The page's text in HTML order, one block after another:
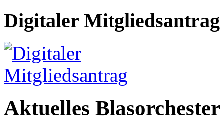
Digitaler Mitgliedsantrag
Aktuelles Blasorchester